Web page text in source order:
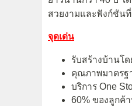
สวยงามและฟังก์ชัน
จุดเด่น
รับสร้างบ้านโ
คุณภาพมาตรฐ
บริการ One
60% ของลูกค้